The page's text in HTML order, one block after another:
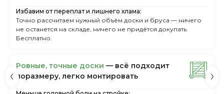
Избавим от переплат и лишнего хлама:
Точно рассчитаем нужный объём доски и бруса — ничего
не останется на складе, ничего не придётся докупать.
Бесплатно.
Ровные, точные доски — всё подходит
поразмеру, легкo монтировать